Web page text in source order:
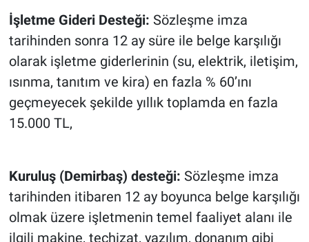
İşletme Gideri Desteği: Sözleşme imza
tarihinden sonra 12 ay süre ile belge karşılığı
olarak işletme giderlerinin (su, elektrik, iletişim,
ısınma, tanıtım ve kira) en fazla % 60’ını
geçmeyecek şekilde yıllık toplamda en fazla
15.000 TL,
Kuruluş (Demirbaş) desteği: Sözleşme imza
tarihinden itibaren 12 ay boyunca belge karşılığı
olmak üzere işletmenin temel faaliyet alanı ile
ilgili makine, teçhizat, yazılım, donanım gibi